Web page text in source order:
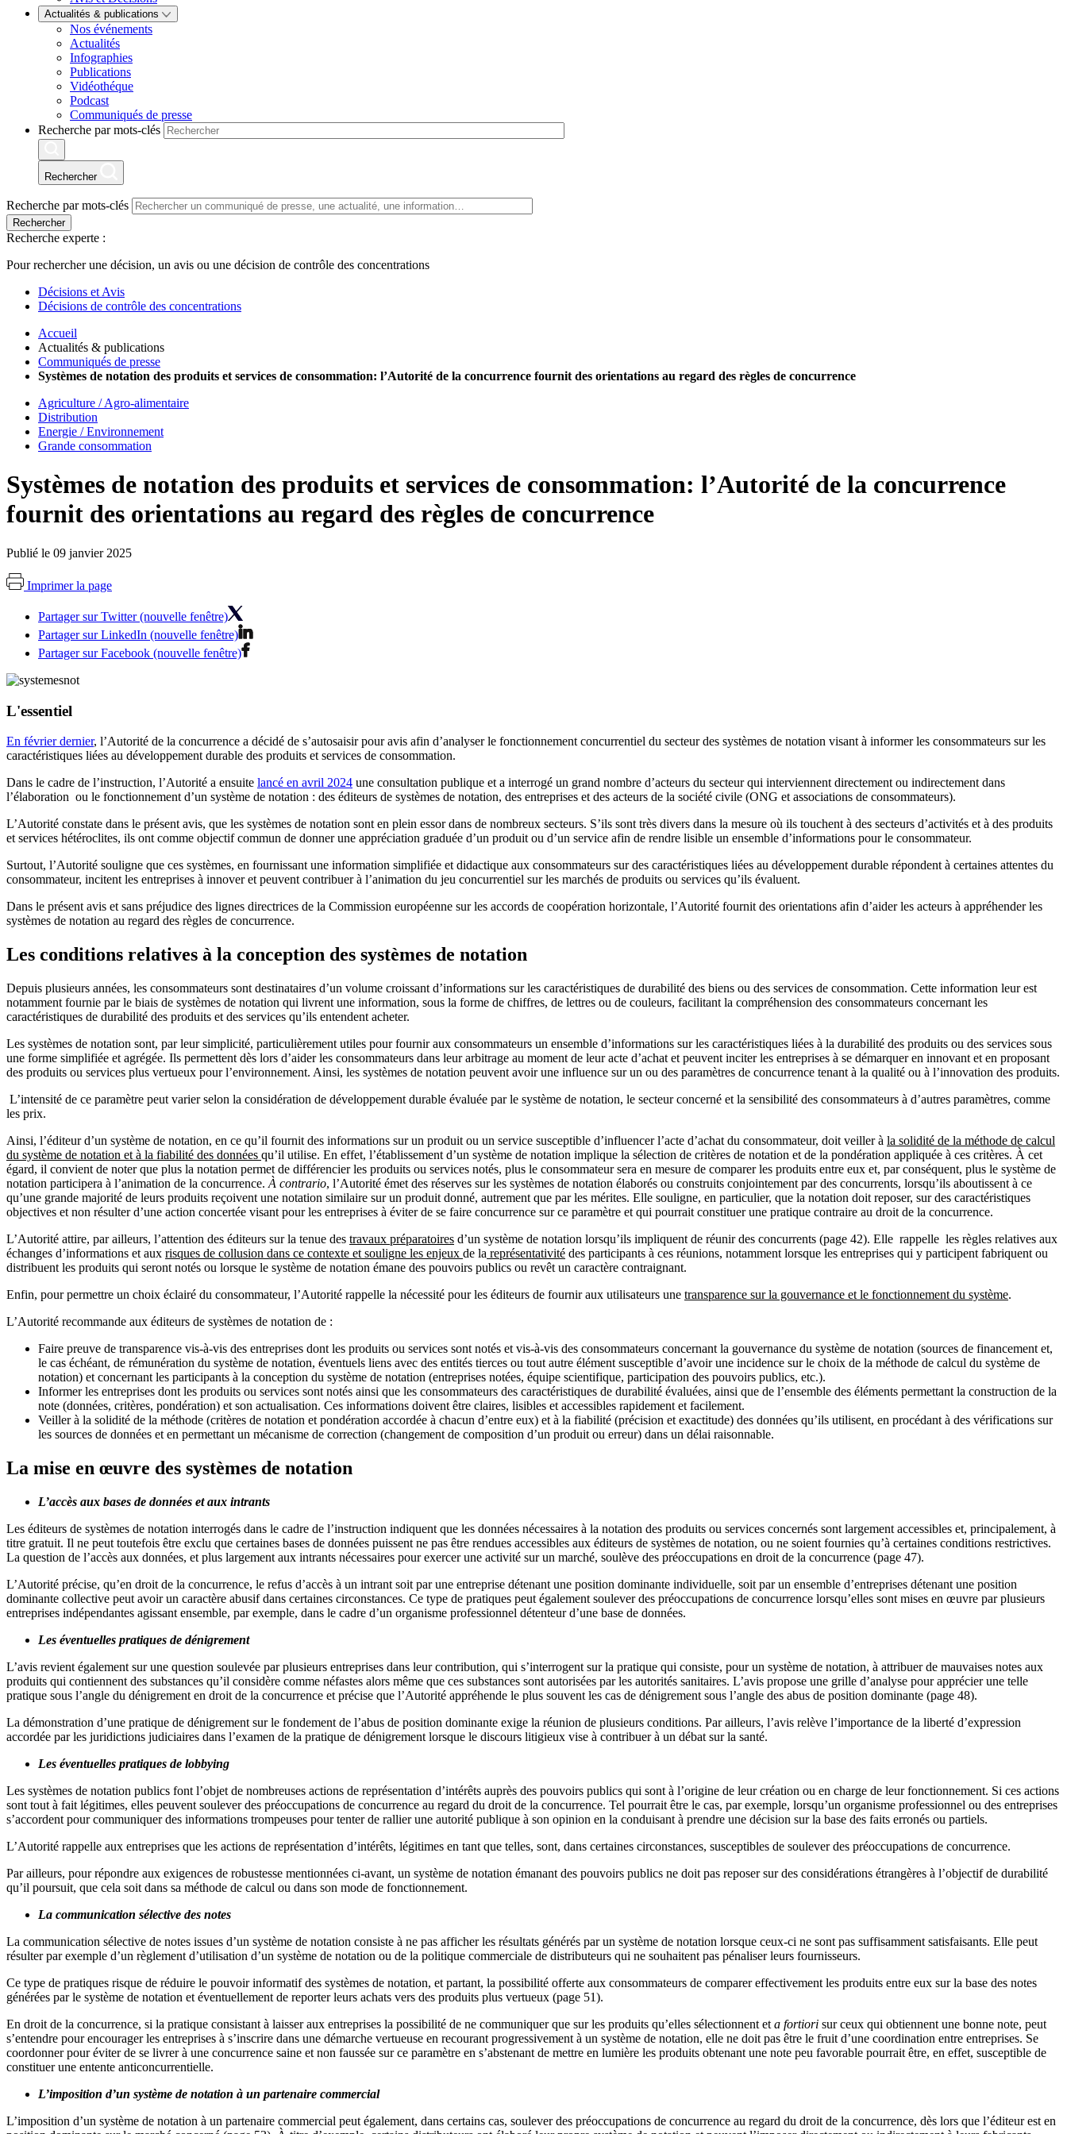
Actualités & publications
Nos événements
Actualités
Infographies
Publications
Vidéothéque
Podcast
Communiqués de presse
Recherche par mots-clés
Rechercher
Recherche par mots-clés
Rechercher
Recherche experte :
Pour rechercher une décision, un avis ou une décision de contrôle des concentrations
Décisions et Avis
Décisions de contrôle des concentrations
Accueil
Actualités & publications
Communiqués de presse
Systèmes de notation des produits et services de consommation: l’Autorité de la concurrence fournit des orientations au regard des règles de concurrence
Agriculture / Agro-alimentaire
Distribution
Energie / Environnement
Grande consommation
Systèmes de notation des produits et services de consommation: l’Autorité de la concurrence
fournit des orientations au regard des règles de concurrence
Publié le 09 janvier 2025
Imprimer la page
Partager sur Twitter (nouvelle fenêtre)
Partager sur LinkedIn (nouvelle fenêtre)
Partager sur Facebook (nouvelle fenêtre)
L'essentiel
En février dernier, l’Autorité de la concurrence a décidé de s’autosaisir pour avis afin d’analyser le fonctionnement concurrentiel du secteur des systèmes de notation visant à informer les consommateurs sur les
caractéristiques liées au développement durable des produits et services de consommation.
Dans le cadre de l’instruction, l’Autorité a ensuite lancé en avril 2024 une consultation publique et a interrogé un grand nombre d’acteurs du secteur qui interviennent directement ou indirectement dans
l’élaboration ou le fonctionnement d’un système de notation : des éditeurs de systèmes de notation, des entreprises et des acteurs de la société civile (ONG et associations de consommateurs).
L’Autorité constate dans le présent avis, que les systèmes de notation sont en plein essor dans de nombreux secteurs. S’ils sont très divers dans la mesure où ils touchent à des secteurs d’activités et à des produits
et services hétéroclites, ils ont comme objectif commun de donner une appréciation graduée d’un produit ou d’un service afin de rendre lisible un ensemble d’informations pour le consommateur.
Surtout, l’Autorité souligne que ces systèmes, en fournissant une information simplifiée et didactique aux consommateurs sur des caractéristiques liées au développement durable répondent à certaines attentes du
consommateur, incitent les entreprises à innover et peuvent contribuer à l’animation du jeu concurrentiel sur les marchés de produits ou services qu’ils évaluent.
Dans le présent avis et sans préjudice des lignes directrices de la Commission européenne sur les accords de coopération horizontale, l’Autorité fournit des orientations afin d’aider les acteurs à appréhender les
systèmes de notation au regard des règles de concurrence.
Les conditions relatives à la conception des systèmes de notation
Depuis plusieurs années, les consommateurs sont destinataires d’un volume croissant d’informations sur les caractéristiques de durabilité des biens ou des services de consommation. Cette information leur est
notamment fournie par le biais de systèmes de notation qui livrent une information, sous la forme de chiffres, de lettres ou de couleurs, facilitant la compréhension des consommateurs concernant les
caractéristiques de durabilité des produits et des services qu’ils entendent acheter.
Les systèmes de notation sont, par leur simplicité, particulièrement utiles pour fournir aux consommateurs un ensemble d’informations sur les caractéristiques liées à la durabilité des produits ou des services sous
une forme simplifiée et agrégée. Ils permettent dès lors d’aider les consommateurs dans leur arbitrage au moment de leur acte d’achat et peuvent inciter les entreprises à se démarquer en innovant et en proposant
des produits ou services plus vertueux pour l’environnement. Ainsi, les systèmes de notation peuvent avoir une influence sur un ou des paramètres de concurrence tenant à la qualité ou à l’innovation des produits.
L’intensité de ce paramètre peut varier selon la considération de développement durable évaluée par le système de notation, le secteur concerné et la sensibilité des consommateurs à d’autres paramètres, comme
les prix.
Ainsi, l’éditeur d’un système de notation, en ce qu’il fournit des informations sur un produit ou un service susceptible d’influencer l’acte d’achat du consommateur, doit veiller à la solidité de la méthode de calcul
du système de notation et à la fiabilité des données qu’il utilise. En effet, l’établissement d’un système de notation implique la sélection de critères de notation et de la pondération appliquée à ces critères. À cet
égard, il convient de noter que plus la notation permet de différencier les produits ou services notés, plus le consommateur sera en mesure de comparer les produits entre eux et, par conséquent, plus le système de
notation participera à l’animation de la concurrence. À contrario, l’Autorité émet des réserves sur les systèmes de notation élaborés ou construits conjointement par des concurrents, lorsqu’ils aboutissent à ce
qu’une grande majorité de leurs produits reçoivent une notation similaire sur un produit donné, autrement que par les mérites. Elle souligne, en particulier, que la notation doit reposer, sur des caractéristiques
objectives et non résulter d’une action concertée visant pour les entreprises à éviter de se faire concurrence sur ce paramètre et qui pourrait constituer une pratique contraire au droit de la concurrence.
L’Autorité attire, par ailleurs, l’attention des éditeurs sur la tenue des travaux préparatoires d’un système de notation lorsqu’ils impliquent de réunir des concurrents (page 42). Elle rappelle les règles relatives aux
échanges d’informations et aux risques de collusion dans ce contexte et souligne les enjeux de la représentativité des participants à ces réunions, notamment lorsque les entreprises qui y participent fabriquent ou
distribuent les produits qui seront notés ou lorsque le système de notation émane des pouvoirs publics ou revêt un caractère contraignant.
Enfin, pour permettre un choix éclairé du consommateur, l’Autorité rappelle la nécessité pour les éditeurs de fournir aux utilisateurs une transparence sur la gouvernance et le fonctionnement du système.
L’Autorité recommande aux éditeurs de systèmes de notation de :
Faire preuve de transparence vis-à-vis des entreprises dont les produits ou services sont notés et vis-à-vis des consommateurs concernant la gouvernance du système de notation (sources de financement et,
le cas échéant, de rémunération du système de notation, éventuels liens avec des entités tierces ou tout autre élément susceptible d’avoir une incidence sur le choix de la méthode de calcul du système de
notation) et concernant les participants à la conception du système de notation (entreprises notées, équipe scientifique, participation des pouvoirs publics, etc.).
Informer les entreprises dont les produits ou services sont notés ainsi que les consommateurs des caractéristiques de durabilité évaluées, ainsi que de l’ensemble des éléments permettant la construction de la
note (données, critères, pondération) et son actualisation. Ces informations doivent être claires, lisibles et accessibles rapidement et facilement.
Veiller à la solidité de la méthode (critères de notation et pondération accordée à chacun d’entre eux) et à la fiabilité (précision et exactitude) des données qu’ils utilisent, en procédant à des vérifications sur
les sources de données et en permettant un mécanisme de correction (changement de composition d’un produit ou erreur) dans un délai raisonnable.
La mise en œuvre des systèmes de notation
L’accès aux bases de données et aux intrants
Les éditeurs de systèmes de notation interrogés dans le cadre de l’instruction indiquent que les données nécessaires à la notation des produits ou services concernés sont largement accessibles et, principalement, à
titre gratuit. Il ne peut toutefois être exclu que certaines bases de données puissent ne pas être rendues accessibles aux éditeurs de systèmes de notation, ou ne soient fournies qu’à certaines conditions restrictives.
La question de l’accès aux données, et plus largement aux intrants nécessaires pour exercer une activité sur un marché, soulève des préoccupations en droit de la concurrence (page 47).
L’Autorité précise, qu’en droit de la concurrence, le refus d’accès à un intrant soit par une entreprise détenant une position dominante individuelle, soit par un ensemble d’entreprises détenant une position
dominante collective peut avoir un caractère abusif dans certaines circonstances. Ce type de pratiques peut également soulever des préoccupations de concurrence lorsqu’elles sont mises en œuvre par plusieurs
entreprises indépendantes agissant ensemble, par exemple, dans le cadre d’un organisme professionnel détenteur d’une base de données.
Les éventuelles pratiques de dénigrement
L’avis revient également sur une question soulevée par plusieurs entreprises dans leur contribution, qui s’interrogent sur la pratique qui consiste, pour un système de notation, à attribuer de mauvaises notes aux
produits qui contiennent des substances qu’il considère comme néfastes alors même que ces substances sont autorisées par les autorités sanitaires. L’avis propose une grille d’analyse pour apprécier une telle
pratique sous l’angle du dénigrement en droit de la concurrence et précise que l’Autorité appréhende le plus souvent les cas de dénigrement sous l’angle des abus de position dominante (page 48).
La démonstration d’une pratique de dénigrement sur le fondement de l’abus de position dominante exige la réunion de plusieurs conditions. Par ailleurs, l’avis relève l’importance de la liberté d’expression
accordée par les juridictions judiciaires dans l’examen de la pratique de dénigrement lorsque le discours litigieux vise à contribuer à un débat sur la santé.
Les éventuelles pratiques de lobbying
Les systèmes de notation publics font l’objet de nombreuses actions de représentation d’intérêts auprès des pouvoirs publics qui sont à l’origine de leur création ou en charge de leur fonctionnement. Si ces actions
sont tout à fait légitimes, elles peuvent soulever des préoccupations de concurrence au regard du droit de la concurrence. Tel pourrait être le cas, par exemple, lorsqu’un organisme professionnel ou des entreprises
s’accordent pour communiquer des informations trompeuses pour tenter de rallier une autorité publique à son opinion en la conduisant à prendre une décision sur la base des faits erronés ou partiels.
L’Autorité rappelle aux entreprises que les actions de représentation d’intérêts, légitimes en tant que telles, sont, dans certaines circonstances, susceptibles de soulever des préoccupations de concurrence.
Par ailleurs, pour répondre aux exigences de robustesse mentionnées ci-avant, un système de notation émanant des pouvoirs publics ne doit pas reposer sur des considérations étrangères à l’objectif de durabilité
qu’il poursuit, que cela soit dans sa méthode de calcul ou dans son mode de fonctionnement.
La communication sélective des notes
La communication sélective de notes issues d’un système de notation consiste à ne pas afficher les résultats générés par un système de notation lorsque ceux-ci ne sont pas suffisamment satisfaisants. Elle peut
résulter par exemple d’un règlement d’utilisation d’un système de notation ou de la politique commerciale de distributeurs qui ne souhaitent pas pénaliser leurs fournisseurs.
Ce type de pratiques risque de réduire le pouvoir informatif des systèmes de notation, et partant, la possibilité offerte aux consommateurs de comparer effectivement les produits entre eux sur la base des notes
générées par le système de notation et éventuellement de reporter leurs achats vers des produits plus vertueux (page 51).
En droit de la concurrence, si la pratique consistant à laisser aux entreprises la possibilité de ne communiquer que sur les produits qu’elles sélectionnent et a fortiori sur ceux qui obtiennent une bonne note, peut
s’entendre pour encourager les entreprises à s’inscrire dans une démarche vertueuse en recourant progressivement à un système de notation, elle ne doit pas être le fruit d’une coordination entre entreprises. Se
coordonner pour éviter de se livrer à une concurrence saine et non faussée sur ce paramètre en s’abstenant de mettre en lumière les produits obtenant une note peu favorable pourrait être, en effet, susceptible de
constituer une entente anticoncurrentielle.
L’imposition d’un système de notation à un partenaire commercial
L’imposition d’un système de notation à un partenaire commercial peut également, dans certains cas, soulever des préoccupations de concurrence au regard du droit de la concurrence, dès lors que l’éditeur est en